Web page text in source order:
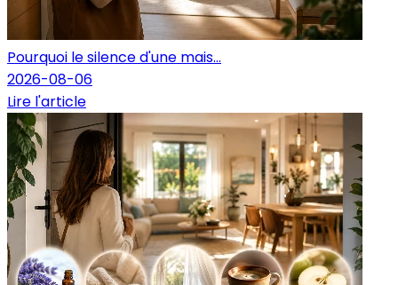
Pourquoi le silence d'une mais...
2026-08-06
Lire l'article